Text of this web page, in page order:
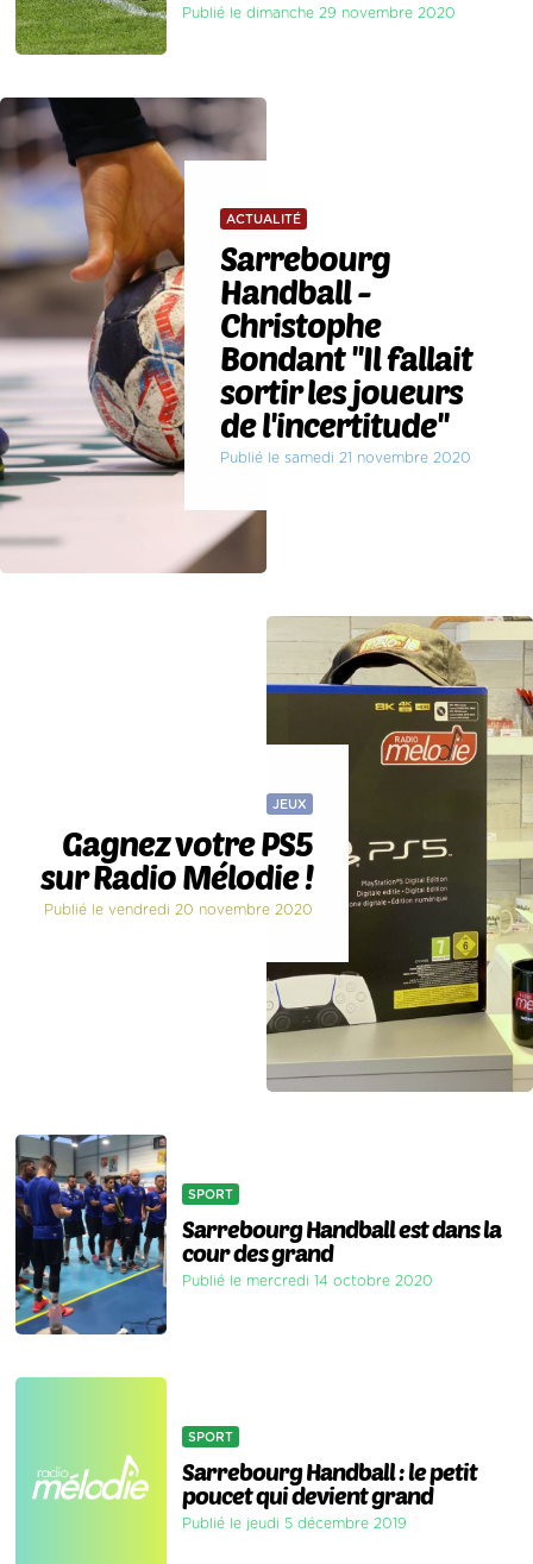
Publié le dimanche 29 novembre 2020
ACTUALITÉ
Sarrebourg
Handball -
Christophe
Bondant ''Il fallait
sortir les joueurs
de l'incertitude''
Publié le samedi 21 novembre 2020
JEUX
Gagnez votre PS5
sur Radio Mélodie !
Publié le vendredi 20 novembre 2020
SPORT
Sarrebourg Handball est dans la
cour des grand
Publié le mercredi 14 octobre 2020
SPORT
Sarrebourg Handball : le petit
poucet qui devient grand
Publié le jeudi 5 décembre 2019